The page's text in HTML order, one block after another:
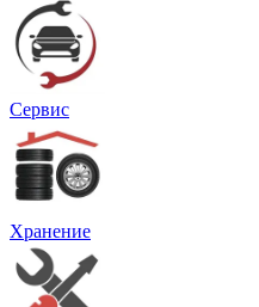
Сервис
Хранение